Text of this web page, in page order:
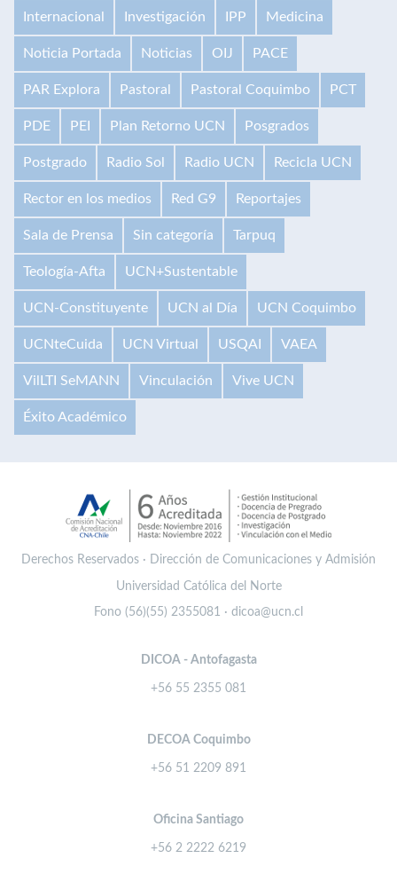
Internacional Investigación IPP Medicina
Noticia Portada Noticias OIJ PACE
PAR Explora Pastoral Pastoral Coquimbo PCT
PDE PEI Plan Retorno UCN Posgrados
Postgrado Radio Sol Radio UCN Recicla UCN
Rector en los medios Red G9 Reportajes
Sala de Prensa Sin categoría Tarpuq
Teología-Afta UCN+Sustentable
UCN-Constituyente UCN al Día UCN Coquimbo
UCNteCuida UCN Virtual USQAI VAEA
VilLTI SeMANN Vinculación Vive UCN
Éxito Académico
Derechos Reservados · Dirección de Comunicaciones y Admisión
Universidad Católica del Norte
Fono (56)(55) 2355081 · dicoa@ucn.cl
DICOA - Antofagasta
+56 55 2355 081
DECOA Coquimbo
+56 51 2209 891
Oficina Santiago
+56 2 2222 6219